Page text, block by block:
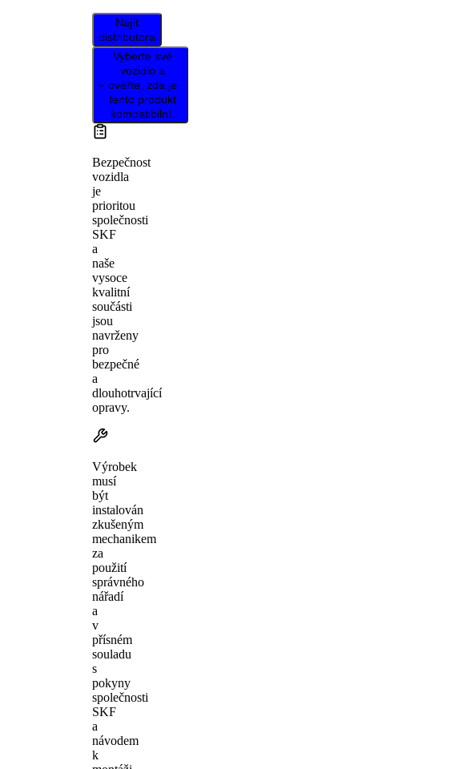
Najít
distributora
Vyberte své
vozidlo a
ověřte, zda je
tento produkt
kompatibilní.
Bezpečnost
vozidla
je
prioritou
společnosti
SKF
a
naše
vysoce
kvalitní
součásti
jsou
navrženy
pro
bezpečné
a
dlouhotrvající
opravy.
Výrobek
musí
být
instalován
zkušeným
mechanikem
za
použití
správného
nářadí
a
v
přísném
souladu
s
pokyny
společnosti
SKF
a
návodem
k